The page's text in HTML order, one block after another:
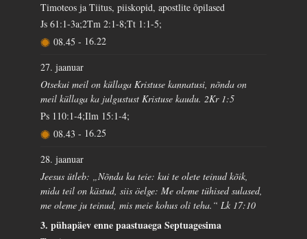
Timoteos ja Tiitus, piiskopid, apostlite õpilased
Js 61:1-3a;2Tm 2:1-8;Tt 1:1-5;
08.45 - 16.22
27. jaanuar
Otsekui meil on küllaga Kristuse kannatusi, nõnda on
meil küllaga ka julgustust Kristuse kaudu. 2Kr 1:5
Ps 110:1-4;Ilm 15:1-4;
08.43 - 16.25
28. jaanuar
Jeesus ütleb: „Nõnda ka teie: kui te olete teinud kõik,
mida teil on kästud, siis öelge: Me oleme tühised sulased,
me oleme ju teinud, mis meie kohus oli teha.“ Lk 17:10
3. pühapäev enne paastuaega Septuagesima